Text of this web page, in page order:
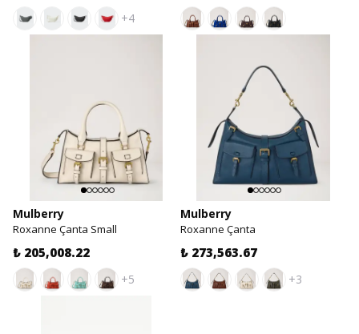
+4
Mulberry
Roxanne Çanta Small
₺ 205,008.22
+5
Mulberry
Roxanne Çanta
₺ 273,563.67
+3